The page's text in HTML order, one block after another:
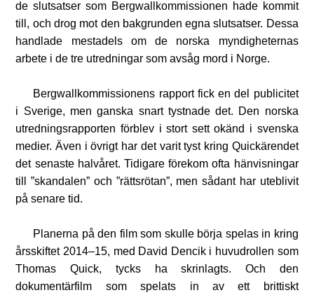
de slutsatser som Bergwallkommissionen hade kommit
till, och drog mot den bakgrunden egna slutsatser. Dessa
handlade mestadels om de norska myndigheternas
arbete i de tre utredningar som avsåg mord i Norge.
Bergwallkommissionens rapport fick en del publicitet
i Sverige, men ganska snart tystnade det. Den norska
utredningsrapporten förblev i stort sett okänd i svenska
medier. Även i övrigt har det varit tyst kring Quickärendet
det senaste halvåret. Tidigare förekom ofta hänvisningar
till ”skandalen” och ”rättsrötan”, men sådant har uteblivit
på senare tid.
Planerna på den film som skulle börja spelas in kring
årsskiftet 2014–15, med David Dencik i huvudrollen som
Thomas Quick, tycks ha skrinlagts. Och den
dokumentärfilm som spelats in av ett brittiskt